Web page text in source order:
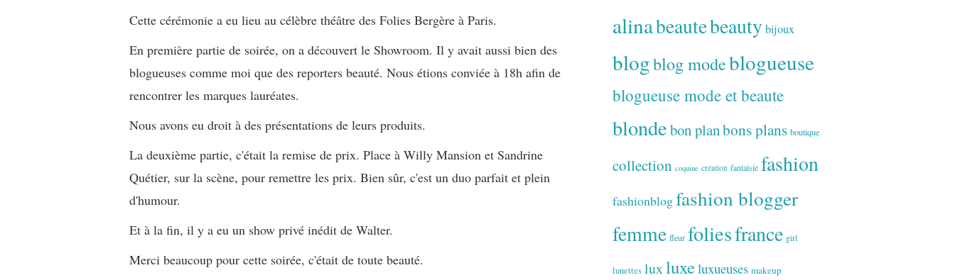
Cette cérémonie a eu lieu au célèbre théâtre des Folies Bergère à Paris.
En première partie de soirée, on a découvert le Showroom. Il y avait aussi bien des
blogueuses comme moi que des reporters beauté. Nous étions conviée à 18h afin de
rencontrer les marques lauréates.
Nous avons eu droit à des présentations de leurs produits.
La deuxième partie, c'était la remise de prix. Place à Willy Mansion et Sandrine
Quétier, sur la scène, pour remettre les prix. Bien sûr, c'est un duo parfait et plein
d'humour.
Et à la fin, il y a eu un show privé inédit de Walter.
Merci beaucoup pour cette soirée, c'était de toute beauté.
alinabeautebeauty bijoux
blogblog modeblogueuse
blogueuse mode et beaute
blondebon planbons plans boutique
collection coquine création fantaisie fashion
fashionblogfashion blogger
femme fleur foliesfrance girl
lunettes luxluxeluxueuses makeup